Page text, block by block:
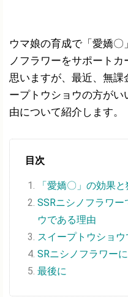
ウマ娘の育成で「愛嬌〇
ノフラワーをサポート
思いますが、最近、無課
ープトウショウの方が
由について紹介します。
目次
「愛嬌〇」の効果
SSRニシノフラワー
ウである理由
スイープトウショ
SRニシノフラワー
最後に